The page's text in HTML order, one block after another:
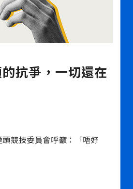
抗爭，一切還在
競技委員會呼籲：「唔好